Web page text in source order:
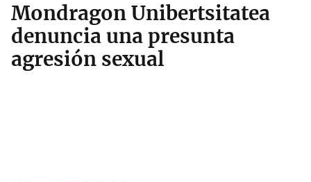
Mondragon Unibertsitatea
denuncia una presunta
agresión sexual